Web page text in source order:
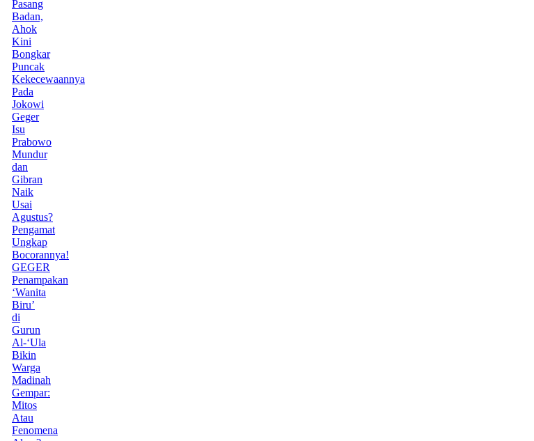
Pasang
Badan,
Ahok
Kini
Bongkar
Puncak
Kekecewaannya
Pada
Jokowi
Geger
Isu
Prabowo
Mundur
dan
Gibran
Naik
Usai
Agustus?
Pengamat
Ungkap
Bocorannya!
GEGER
Penampakan
‘Wanita
Biru’
di
Gurun
Al-‘Ula
Bikin
Warga
Madinah
Gempar:
Mitos
Atau
Fenomena